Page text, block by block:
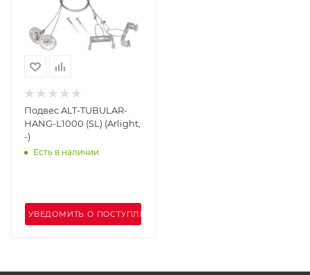
Подвес ALT-TUBULAR-
HANG-L1000 (SL) (Arlight,
-)
Есть в наличии
УВЕДОМИТЬ О ПОСТУПЛЕНИИ